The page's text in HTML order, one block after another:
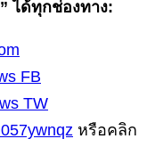
ได้ทุกช่องทาง:
FB
TW
หรือคลิก